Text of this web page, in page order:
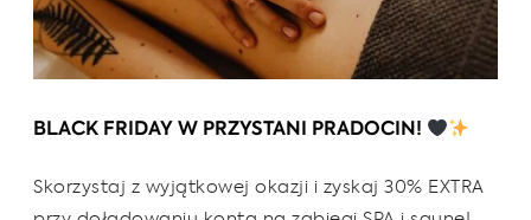
BLACK FRIDAY W PRZYSTANI PRADOCIN!
Skorzystaj z wyjątkowej okazji i zyskaj 30% EXTRA